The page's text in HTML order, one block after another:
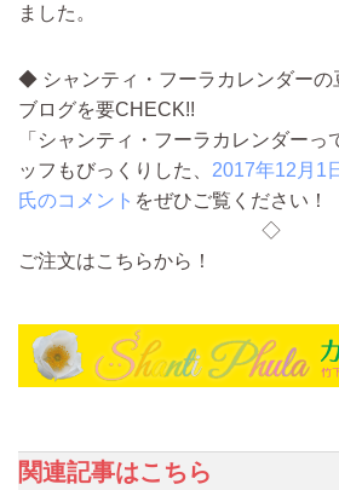
ました。
◆ シャンティ・フーラカレンダーの
ブログを要CHECK!!
「シャンティ・フーラカレンダーっ
ッフもびっくりした、 2017年12月1
氏のコメント をぜひご覧ください！
◇
ご注文はこちらから！
関連記事はこちら